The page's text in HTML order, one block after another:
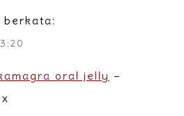
berkata:
oral jelly –